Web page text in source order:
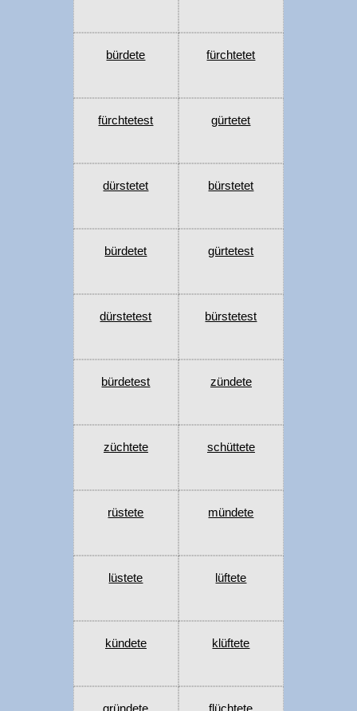
bürdete fürchtetet
fürchtetest gürtetet
dürstetet bürstetet
bürdetet gürtetest
dürstetest bürstetest
bürdetest zündete
züchtete schüttete
rüstete mündete
lüstete lüftete
kündete klüftete